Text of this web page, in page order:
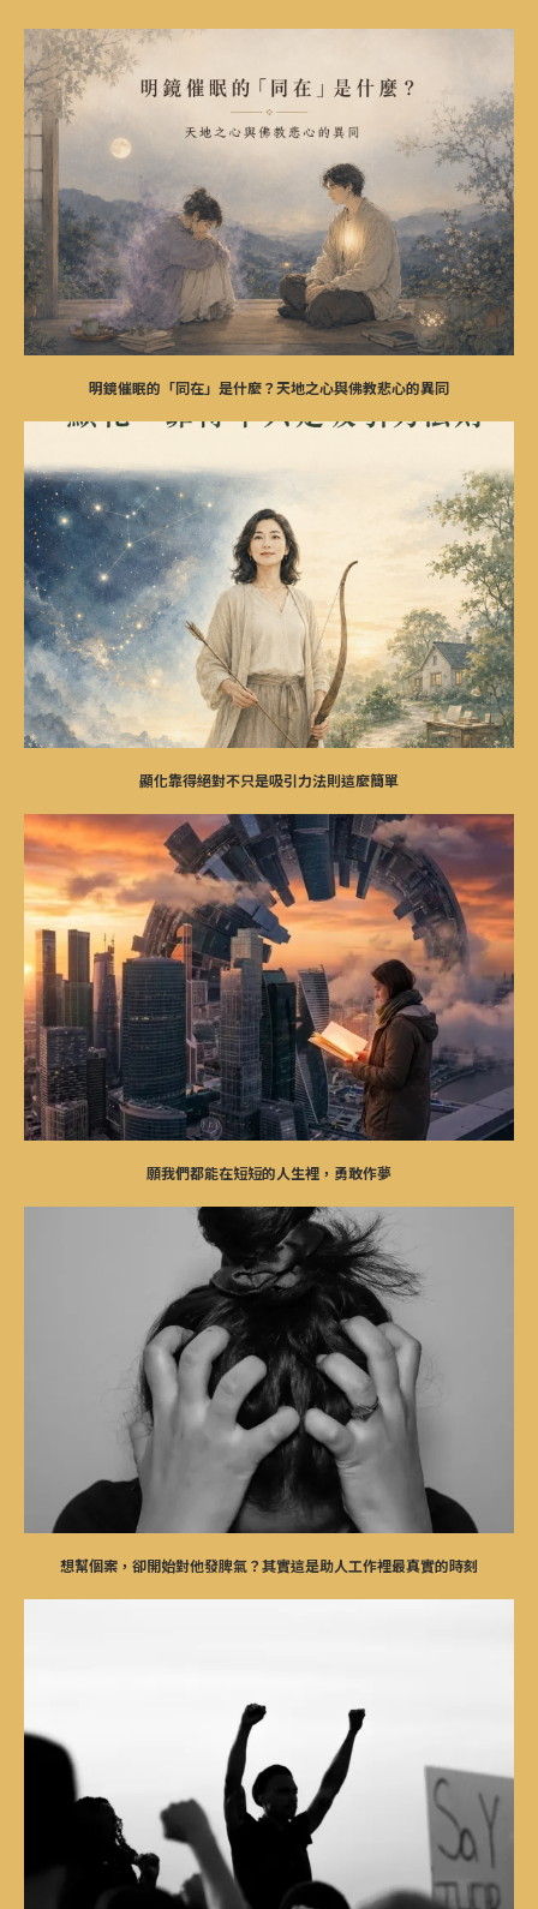
明鏡催眠的「同在」是什麼？天地之心與佛教悲心的異同
顯化靠得絕對不只是吸引力法則這麼簡單
願我們都能在短短的人生裡，勇敢作夢
想幫個案，卻開始對他發脾氣？其實這是助人工作裡最真實的時刻